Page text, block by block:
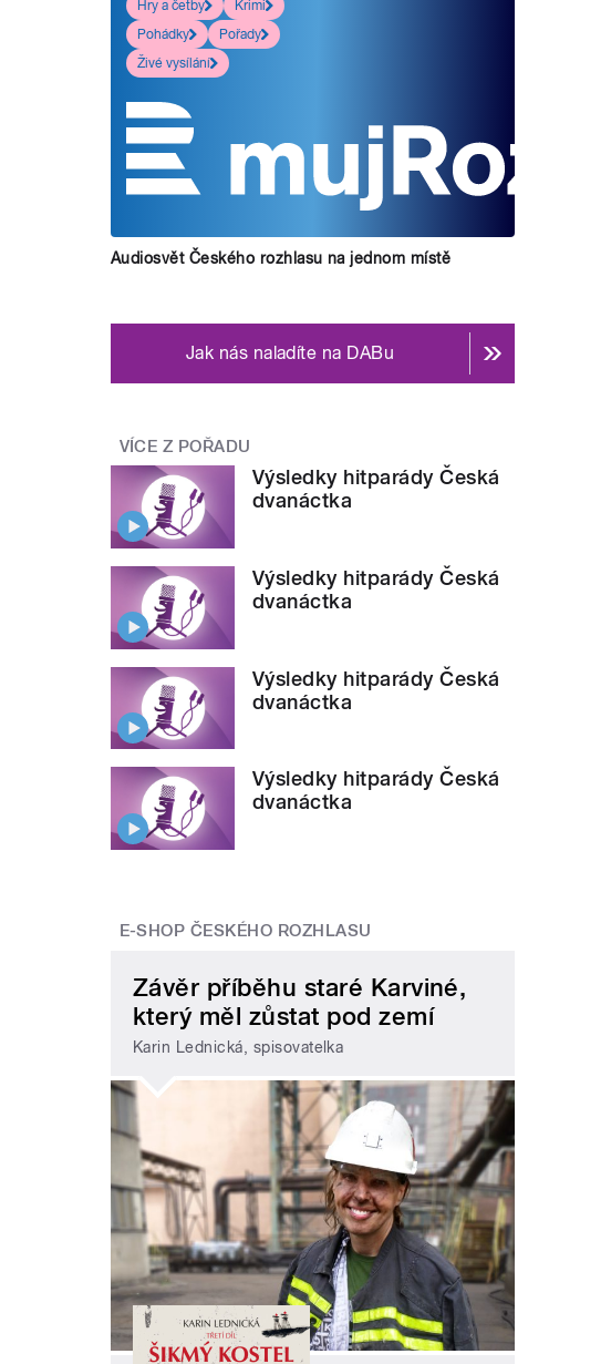
Hry a četby
Krimi
Pohádky
Pořady
Živé vysílání
Audiosvět Českého rozhlasu na jednom místě
Jak nás naladíte na DABu
VÍCE Z POŘADU
Výsledky hitparády Česká
dvanáctka
Výsledky hitparády Česká
dvanáctka
Výsledky hitparády Česká
dvanáctka
Výsledky hitparády Česká
dvanáctka
E-SHOP ČESKÉHO ROZHLASU
Závěr příběhu staré Karviné,
který měl zůstat pod zemí
Karin Lednická, spisovatelka